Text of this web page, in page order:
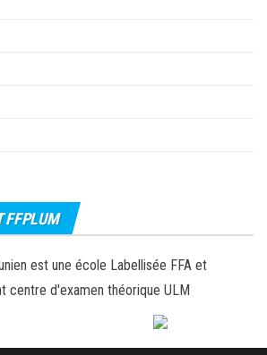
FFPLUM
est une école Labellisée FFA et
centre d'examen théorique ULM